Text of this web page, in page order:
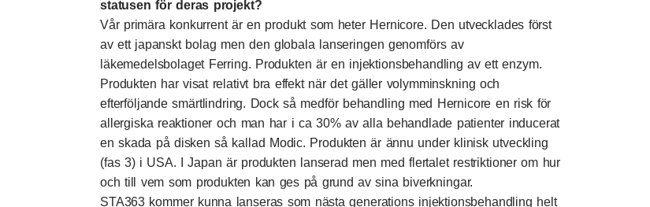
statusen för deras projekt?
Vår primära konkurrent är en produkt som heter Hernicore. Den utvecklades först
av ett japanskt bolag men den globala lanseringen genomförs av
läkemedelsbolaget Ferring. Produkten är en injektionsbehandling av ett enzym.
Produkten har visat relativt bra effekt när det gäller volymminskning och
efterföljande smärtlindring. Dock så medför behandling med Hernicore en risk för
allergiska reaktioner och man har i ca 30% av alla behandlade patienter inducerat
en skada på disken så kallad Modic. Produkten är ännu under klinisk utveckling
(fas 3) i USA. I Japan är produkten lanserad men med flertalet restriktioner om hur
och till vem som produkten kan ges på grund av sina biverkningar.
STA363 kommer kunna lanseras som nästa generations injektionsbehandling helt